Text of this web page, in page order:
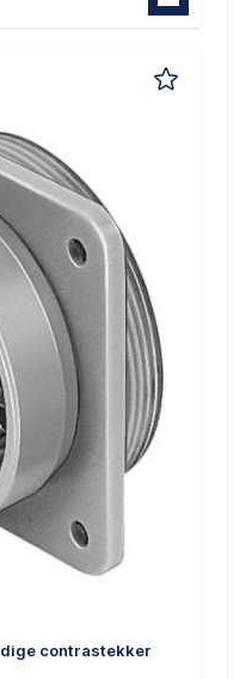
contrastekker